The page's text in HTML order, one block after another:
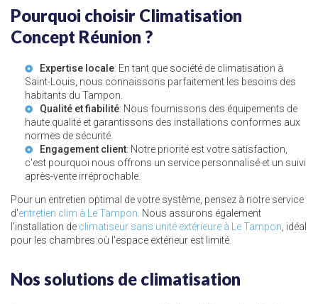
Pourquoi choisir Climatisation
Concept Réunion ?
Expertise locale: En tant que société de climatisation à
Saint-Louis, nous connaissons parfaitement les besoins des
habitants du Tampon.
Qualité et fiabilité: Nous fournissons des équipements de
haute qualité et garantissons des installations conformes aux
normes de sécurité.
Engagement client: Notre priorité est votre satisfaction,
c'est pourquoi nous offrons un service personnalisé et un suivi
après-vente irréprochable.
Pour un entretien optimal de votre système, pensez à notre service
d'entretien clim à Le Tampon . Nous assurons également
l'installation de climatiseur sans unité extérieure à Le Tampon , idéal
pour les chambres où l'espace extérieur est limité.
Nos solutions de climatisation